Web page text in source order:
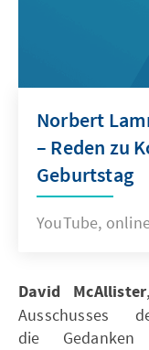
Norbert
– Reden zu
Geburtstag
YouTube,
David McAllister
Ausschusses
die